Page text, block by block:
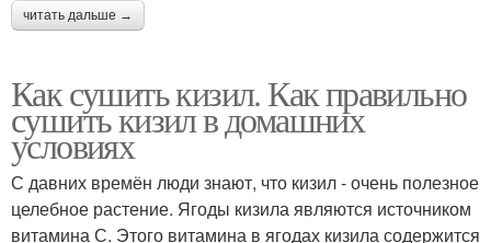
читать дальше →
Как сушить кизил. Как правильно
сушить кизил в домашних
условиях
С давних времён люди знают, что кизил - очень полезное
целебное растение. Ягоды кизила являются источником
витамина С. Этого витамина в ягодах кизила содержится